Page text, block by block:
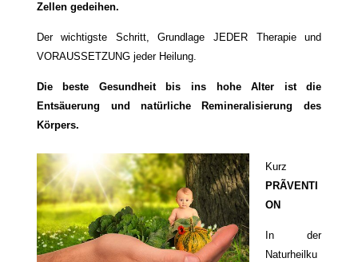
Zellen gedeihen.
Der wichtigste Schritt, Grundlage JEDER Therapie und
VORAUSSETZUNG jeder Heilung.
Die beste Gesundheit bis ins hohe Alter ist die
Entsäuerung und natürliche Remineralisierung des
Körpers.
Kurz
PRÃVENTI
ON
In der
Naturheilku